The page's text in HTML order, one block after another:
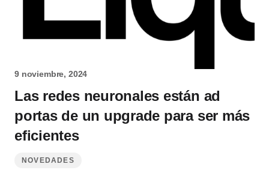
9 noviembre, 2024
Las redes neuronales están ad
portas de un upgrade para ser más
eficientes
NOVEDADES